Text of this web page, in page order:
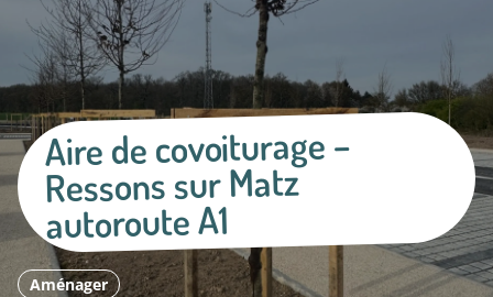
Aire de covoiturage –
Ressons sur Matz
autoroute A1
Aménager